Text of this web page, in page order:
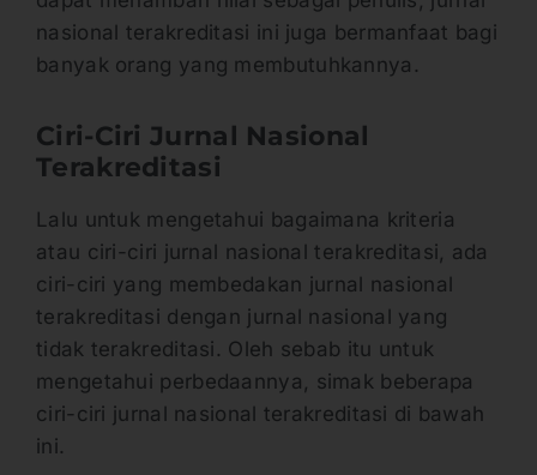
nasional terakreditasi ini juga bermanfaat bagi
banyak orang yang membutuhkannya.
Ciri-Ciri Jurnal Nasional
Terakreditasi
Lalu untuk mengetahui bagaimana kriteria
atau ciri-ciri jurnal nasional terakreditasi, ada
ciri-ciri yang membedakan jurnal nasional
terakreditasi dengan jurnal nasional yang
tidak terakreditasi. Oleh sebab itu untuk
mengetahui perbedaannya, simak beberapa
ciri-ciri jurnal nasional terakreditasi di bawah
ini.